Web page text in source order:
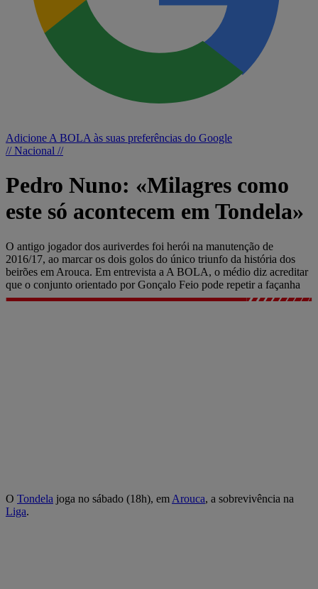
Adicione A BOLA às suas preferências do Google
// Nacional //
Pedro Nuno: «Milagres como
este só acontecem em Tondela»
O antigo jogador dos auriverdes foi herói na manutenção de
2016/17, ao marcar os dois golos do único triunfo da história dos
beirões em Arouca. Em entrevista a A BOLA, o médio diz acreditar
que o conjunto orientado por Gonçalo Feio pode repetir a façanha
O Tondela joga no sábado (18h), em Arouca, a sobrevivência na
Liga.